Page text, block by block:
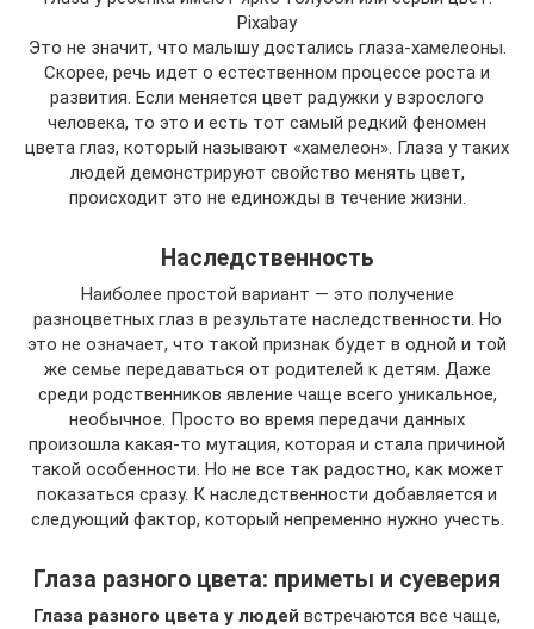
Pixabay
Это не значит, что малышу достались глаза-хамелеоны.
Скорее, речь идет о естественном процессе роста и
развития. Если меняется цвет радужки у взрослого
человека, то это и есть тот самый редкий феномен
цвета глаз, который называют «хамелеон». Глаза у таких
людей демонстрируют свойство менять цвет,
происходит это не единожды в течение жизни.
Наследственность
Наиболее простой вариант — это получение
разноцветных глаз в результате наследственности. Но
это не означает, что такой признак будет в одной и той
же семье передаваться от родителей к детям. Даже
среди родственников явление чаще всего уникальное,
необычное. Просто во время передачи данных
произошла какая-то мутация, которая и стала причиной
такой особенности. Но не все так радостно, как может
показаться сразу. К наследственности добавляется и
следующий фактор, который непременно нужно учесть.
Глаза разного цвета: приметы и суеверия
Глаза разного цвета у людей встречаются все чаще,